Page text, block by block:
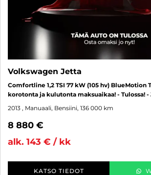
Volkswagen Jetta
Comfortline 1,2 TSI 77 kW (105 hv) BlueMotion
korotonta ja kulutonta maksuaikaa! - Tulossa! -
2013 , Manuaali, Bensiini, 136 000 km
8 880 €
alk. 143 € / kk
KATSO TIEDOT